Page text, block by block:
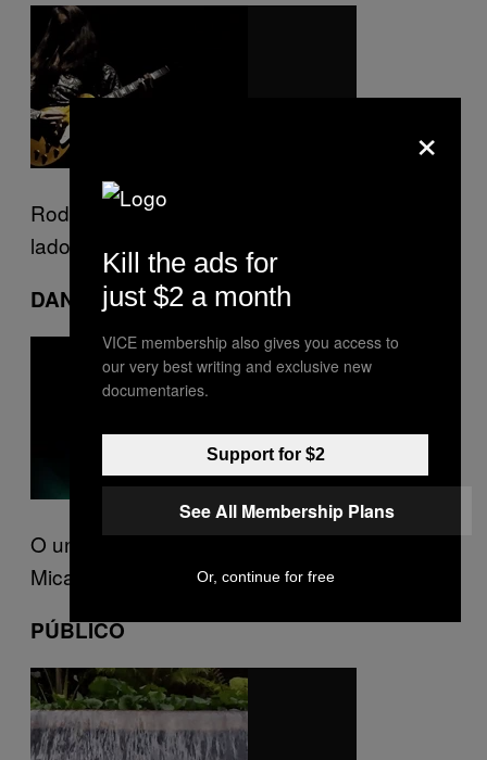
Rodeados de psicadelismo por todos os
lados.
DAN DEACON
O universo alucinado de Deacon, no Coliseu
Micaelense.
PÚBLICO
×
Kill the ads for
just $2 a month
VICE membership also gives you access to
our very best writing and exclusive new
documentaries.
Support for $2
See All Membership Plans
Or, continue for free